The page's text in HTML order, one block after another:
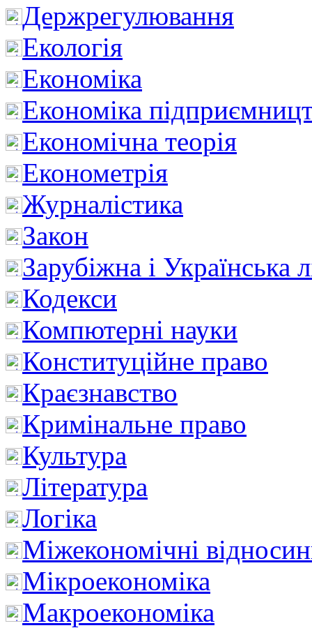
Держрегулювання
Екологія
Економіка
Економіка
Економічна теорія
Економетрія
Журналістика
Закон
Зарубіжна і Українська
Кодекси
Компютерні науки
Конституційне право
Краєзнавство
Кримінальне право
Культура
Література
Логіка
Міжекономічні
Мікроекономіка
Макроекономіка